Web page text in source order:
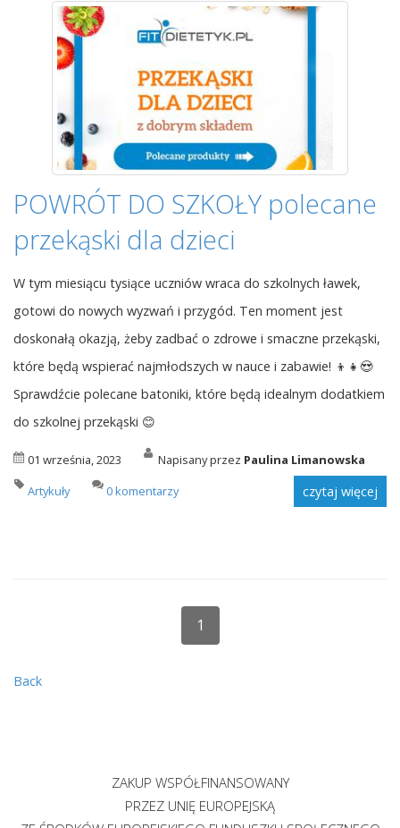
POWRÓT DO SZKOŁY polecane
przekąski dla dzieci
W tym miesiącu tysiące uczniów wraca do szkolnych ławek,
gotowi do nowych wyzwań i przygód. Ten moment jest
doskonałą okazją, żeby zadbać o zdrowe i smaczne przekąski,
które będą wspierać najmłodszych w nauce i zabawie! 👦👧😍
Sprawdźcie polecane batoniki, które będą idealnym dodatkiem
do szkolnej przekąski 😊
01 września, 2023 Napisany przez Paulina Limanowska
Artykuły
0 komentarzy czytaj więcej
1
Back
ZAKUP WSPÓŁFINANSOWANY
PRZEZ UNIĘ EUROPEJSKĄ